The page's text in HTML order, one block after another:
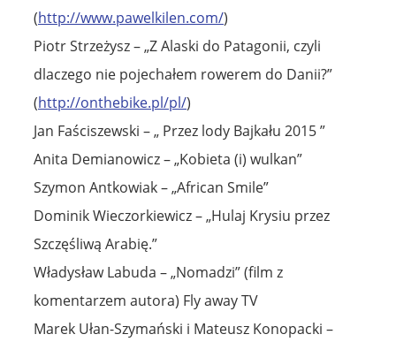
(http://www.pawelkilen.com/)
Piotr Strzeżysz – „Z Alaski do Patagonii, czyli
dlaczego nie pojechałem rowerem do Danii?”
(http://onthebike.pl/pl/)
Jan Faściszewski – „ Przez lody Bajkału 2015 ”
Anita Demianowicz – „Kobieta (i) wulkan”
Szymon Antkowiak – „African Smile”
Dominik Wieczorkiewicz – „Hulaj Krysiu przez
Szczęśliwą Arabię.”
Władysław Labuda – „Nomadzi” (film z
komentarzem autora) Fly away TV
Marek Ułan-Szymański i Mateusz Konopacki –